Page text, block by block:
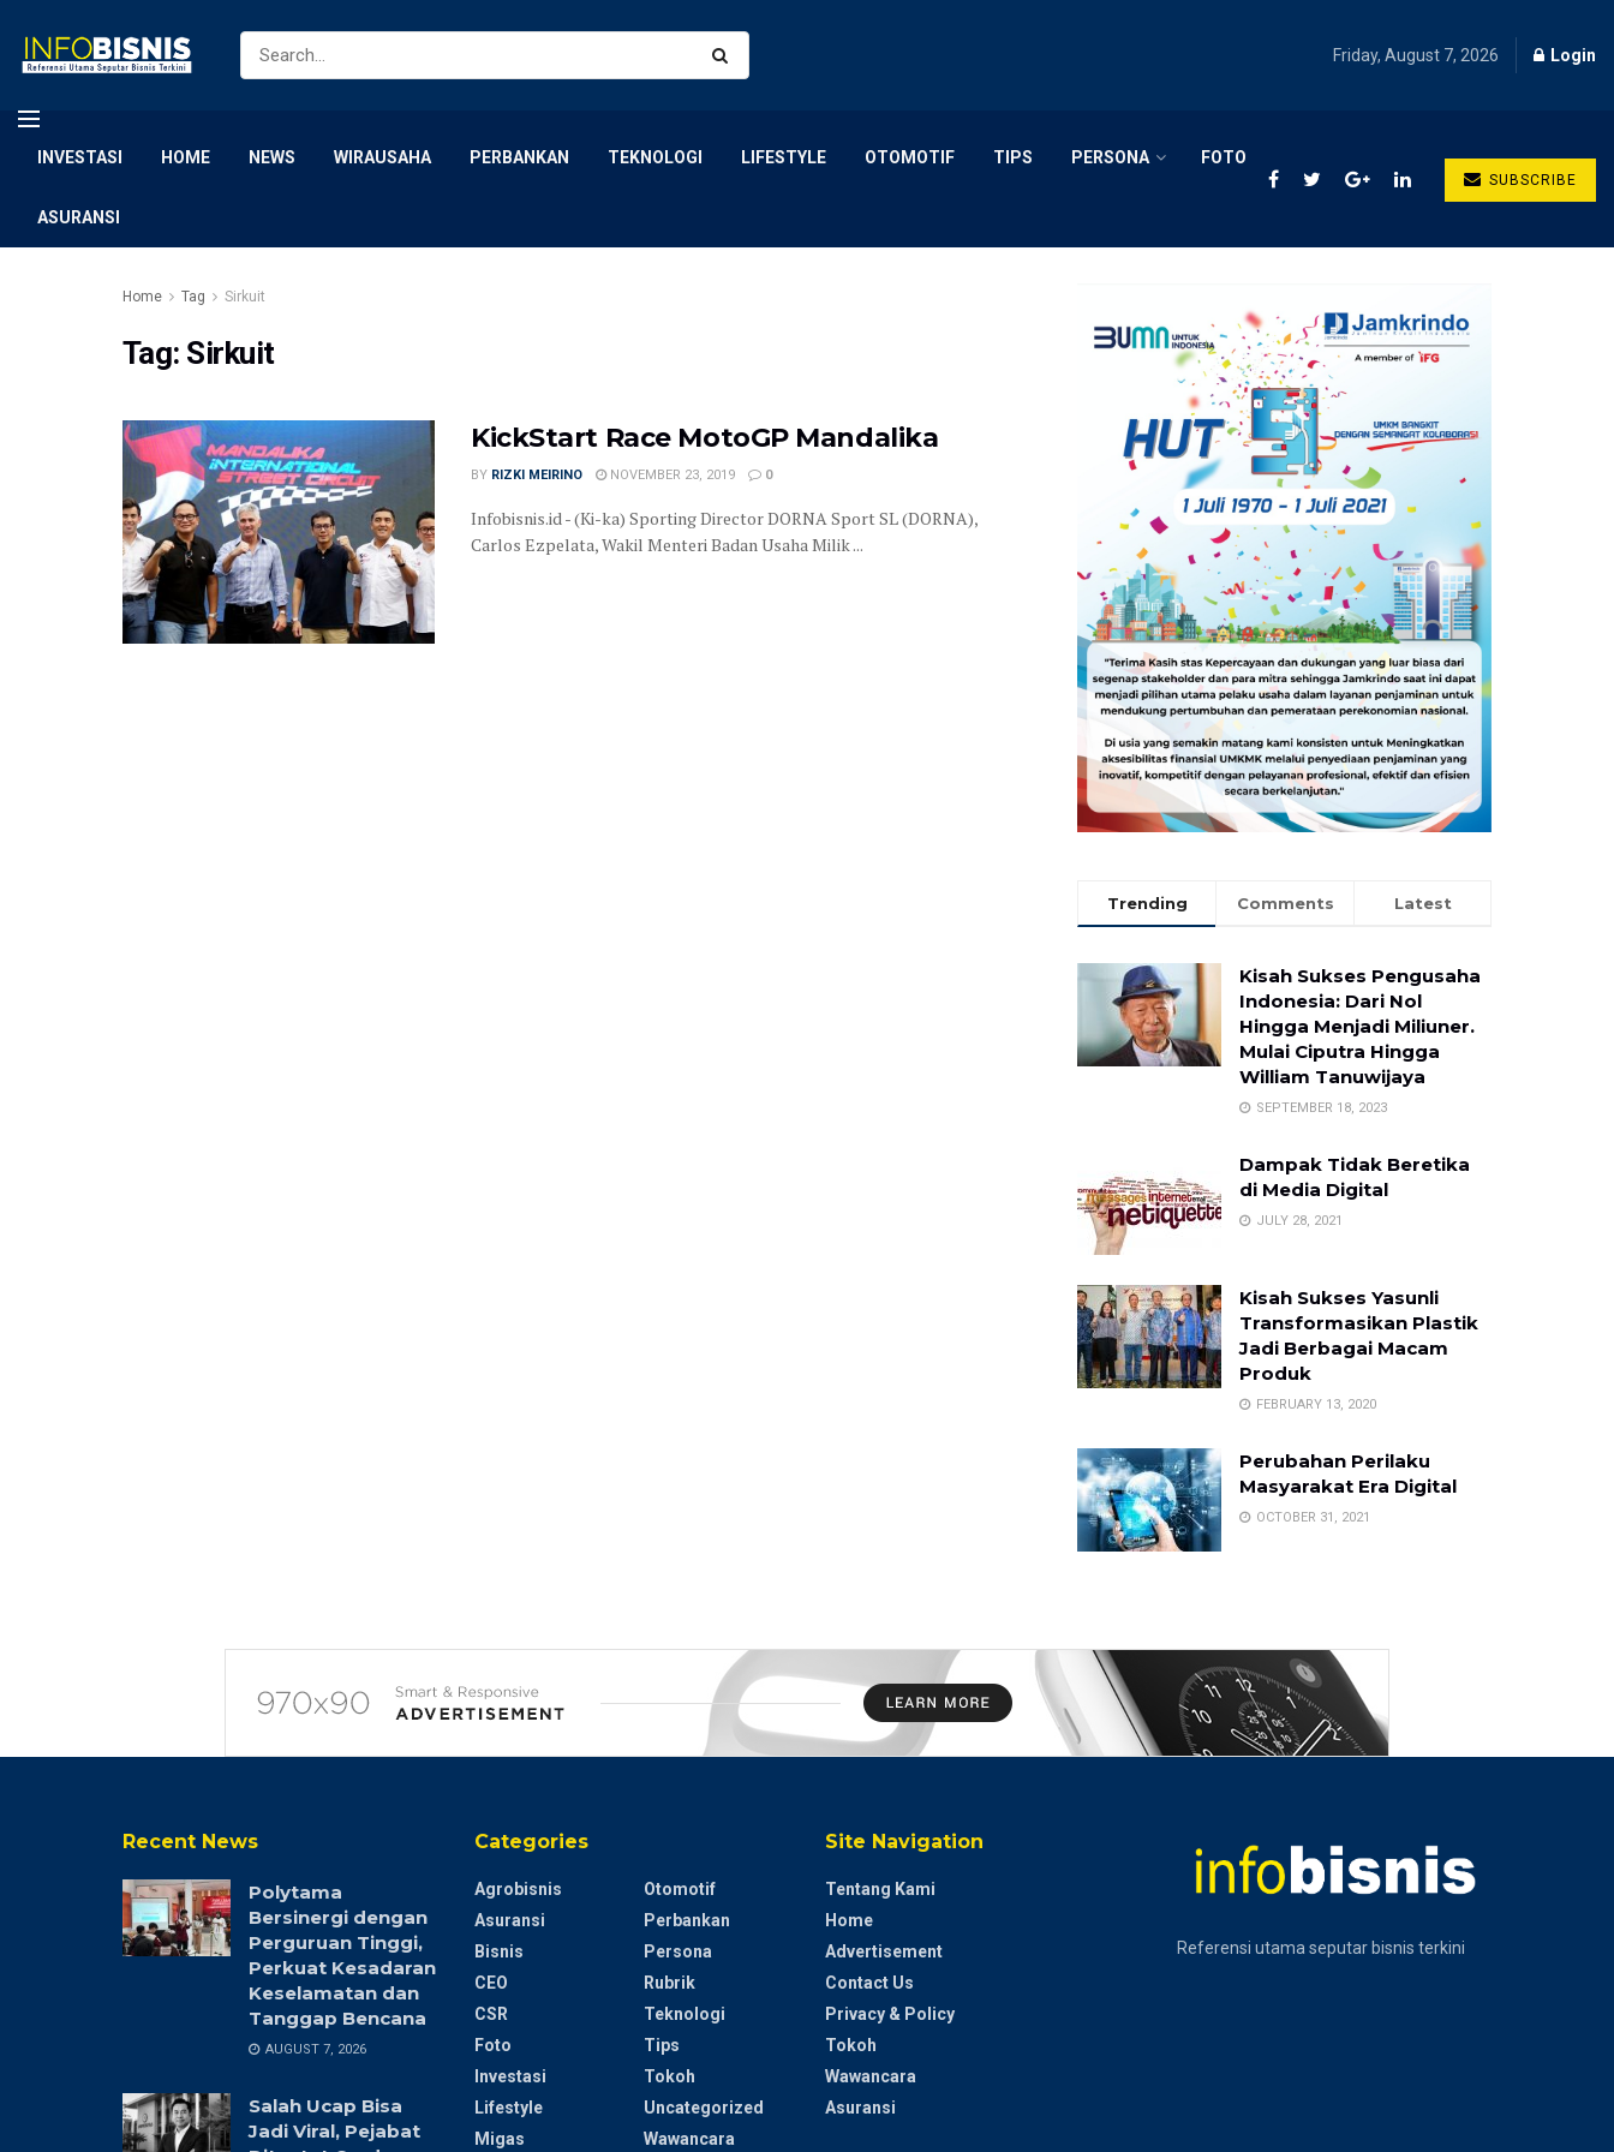
Friday, August 7, 2026 Login
INVESTASI HOME NEWS WIRAUSAHA PERBANKAN TEKNOLOGI LIFESTYLE OTOMOTIF TIPS PERSONA FOTO
ASURANSI
SUBSCRIBE
Home Tag Sirkuit
Tag: Sirkuit
KickStart Race MotoGP Mandalika
BY RIZKI MEIRINO NOVEMBER 23, 2019 0
Infobisnis.id - (Ki-ka) Sporting Director DORNA Sport SL (DORNA),
Carlos Ezpelata, Wakil Menteri Badan Usaha Milik ...
Trending Comments Latest
Kisah Sukses Pengusaha
Indonesia: Dari Nol
Hingga Menjadi Miliuner.
Mulai Ciputra Hingga
William Tanuwijaya
SEPTEMBER 18, 2023
Dampak Tidak Beretika
di Media Digital
JULY 28, 2021
Kisah Sukses Yasunli
Transformasikan Plastik
Jadi Berbagai Macam
Produk
FEBRUARY 13, 2020
Perubahan Perilaku
Masyarakat Era Digital
OCTOBER 31, 2021
Recent News
Polytama
Bersinergi dengan
Perguruan Tinggi,
Perkuat Kesadaran
Keselamatan dan
Tanggap Bencana
AUGUST 7, 2026
Salah Ucap Bisa
Jadi Viral, Pejabat
Categories
Agrobisnis
Asuransi
Bisnis
CEO
CSR
Foto
Investasi
Lifestyle
Migas
Otomotif
Perbankan
Persona
Rubrik
Teknologi
Tips
Tokoh
Uncategorized
Wawancara
Site Navigation
Tentang Kami
Home
Advertisement
Contact Us
Privacy & Policy
Tokoh
Wawancara
Asuransi
Referensi utama seputar bisnis terkini